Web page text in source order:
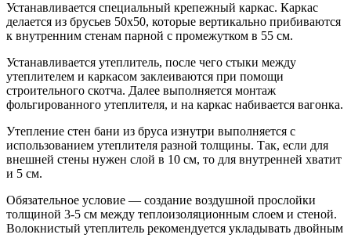
Устанавливается специальный крепежный каркас. Каркас
делается из брусьев 50х50, которые вертикально прибиваются
к внутренним стенам парной с промежутком в 55 см.
Устанавливается утеплитель, после чего стыки между
утеплителем и каркасом заклеиваются при помощи
строительного скотча. Далее выполняется монтаж
фольгированного утеплителя, и на каркас набивается вагонка.
Утепление стен бани из бруса изнутри выполняется с
использованием утеплителя разной толщины. Так, если для
внешней стены нужен слой в 10 см, то для внутренней хватит
и 5 см.
Обязательное условие — создание воздушной прослойки
толщиной 3-5 см между теплоизоляционным слоем и стеной.
Волокнистый утеплитель рекомендуется укладывать двойным